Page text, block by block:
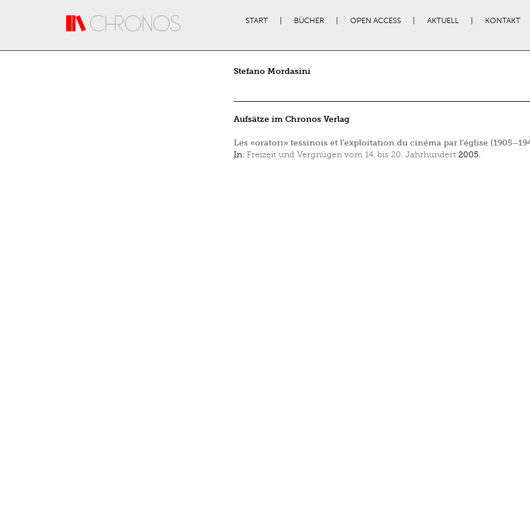
START BÜCHER OPEN ACCESS AKTUELL KONTAKT
Stefano Mordasini
Aufsätze im Chronos Verlag
Les «oratori» tessinois et l’exploitation du cinéma par l’église
In: Freizeit und Vergnügen vom 14. bis 20. Jahrhundert 2005.